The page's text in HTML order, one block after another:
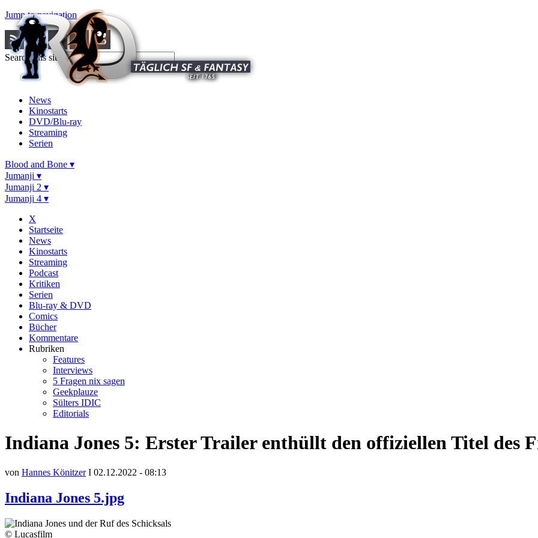
Jump to navigation
Search this site
News
Kinostarts
DVD/Blu-ray
Streaming
Serien
Blood and Bone ▾
Jumanji ▾
Jumanji 2 ▾
Jumanji 4 ▾
X
Startseite
News
Kinostarts
Streaming
Podcast
Kritiken
Serien
Blu-ray & DVD
Comics
Bücher
Kommentare
Rubriken
Features
Interviews
5 Fragen nix sagen
Geekplauze
Sülters IDIC
Editorials
Indiana Jones 5: Erster Trailer enthüllt den offiziellen Titel des
von Hannes KönitzerI 02.12.2022 - 08:13
Indiana Jones 5.jpg
© Lucasfilm